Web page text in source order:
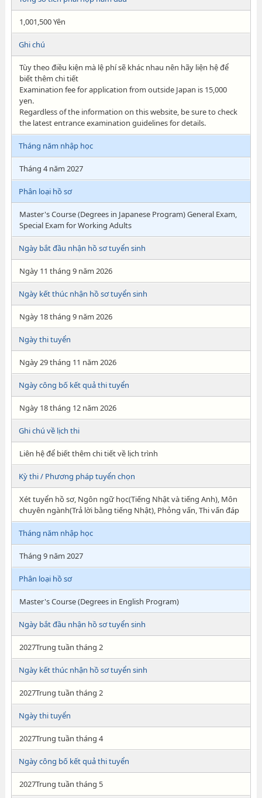
1,001,500 Yên
Ghi chú
Tùy theo điều kiện mà lệ phí sẽ khác nhau nên hãy liện hệ để
biết thêm chi tiết
Examination fee for application from outside Japan is 15,000
yen.
Regardless of the information on this website, be sure to check
the latest entrance examination guidelines for details.
Tháng năm nhập học
Tháng 4 năm 2027
Phân loại hồ sơ
Master's Course (Degrees in Japanese Program) General Exam,
Special Exam for Working Adults
Ngày bắt đầu nhận hồ sơ tuyển sinh
Ngày 11 tháng 9 năm 2026
Ngày kết thúc nhận hồ sơ tuyển sinh
Ngày 18 tháng 9 năm 2026
Ngày thi tuyển
Ngày 29 tháng 11 năm 2026
Ngày công bố kết quả thi tuyển
Ngày 18 tháng 12 năm 2026
Ghi chú về lịch thi
Liên hệ để biết thêm chi tiết về lịch trình
Kỳ thi / Phương pháp tuyển chọn
Xét tuyển hồ sơ, Ngôn ngữ học(Tiếng Nhật và tiếng Anh), Môn
chuyên ngành(Trả lời bằng tiếng Nhật), Phỏng vấn, Thi vấn đáp
Tháng năm nhập học
Tháng 9 năm 2027
Phân loại hồ sơ
Master's Course (Degrees in English Program)
Ngày bắt đầu nhận hồ sơ tuyển sinh
2027Trung tuần tháng 2
Ngày kết thúc nhận hồ sơ tuyển sinh
2027Trung tuần tháng 2
Ngày thi tuyển
2027Trung tuần tháng 4
Ngày công bố kết quả thi tuyển
2027Trung tuần tháng 5